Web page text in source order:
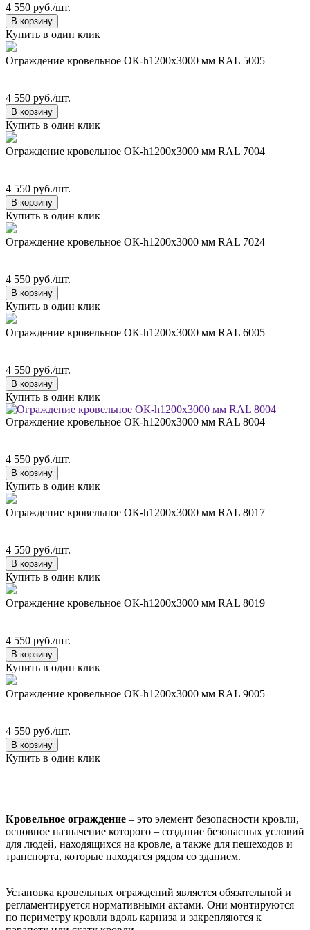
4 550 руб./шт.
В корзину
Купить в один клик
Ограждение кровельное ОК-h1200х3000 мм RAL 5005
4 550 руб./шт.
В корзину
Купить в один клик
Ограждение кровельное ОК-h1200х3000 мм RAL 7004
4 550 руб./шт.
В корзину
Купить в один клик
Ограждение кровельное ОК-h1200х3000 мм RAL 7024
4 550 руб./шт.
В корзину
Купить в один клик
Ограждение кровельное ОК-h1200х3000 мм RAL 6005
4 550 руб./шт.
В корзину
Купить в один клик
Ограждение кровельное ОК-h1200х3000 мм RAL 8004
4 550 руб./шт.
В корзину
Купить в один клик
Ограждение кровельное ОК-h1200х3000 мм RAL 8017
4 550 руб./шт.
В корзину
Купить в один клик
Ограждение кровельное ОК-h1200х3000 мм RAL 8019
4 550 руб./шт.
В корзину
Купить в один клик
Ограждение кровельное ОК-h1200х3000 мм RAL 9005
4 550 руб./шт.
В корзину
Купить в один клик
Кровельное ограждение – это элемент безопасности кровли,
основное назначение которого – создание безопасных условий
для людей, находящихся на кровле, а также для пешеходов и
транспорта, которые находятся рядом со зданием.
Установка кровельных ограждений является обязательной и
регламентируется нормативными актами. Они монтируются
по периметру кровли вдоль карниза и закрепляются к